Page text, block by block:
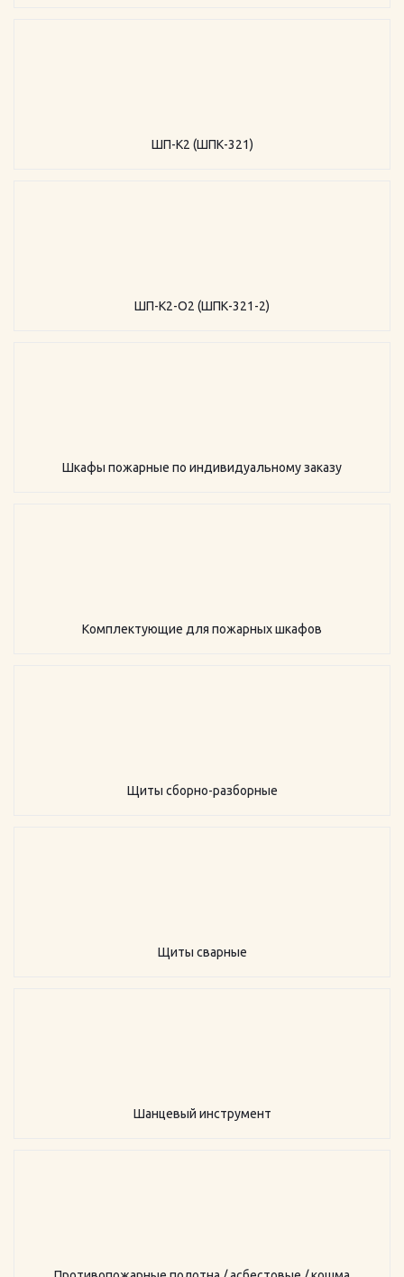
ШП-К2 (ШПК-321)
ШП-К2-О2 (ШПК-321-2)
Шкафы пожарные по индивидуальному заказу
Комплектующие для пожарных шкафов
Щиты сборно-разборные
Щиты сварные
Шанцевый инструмент